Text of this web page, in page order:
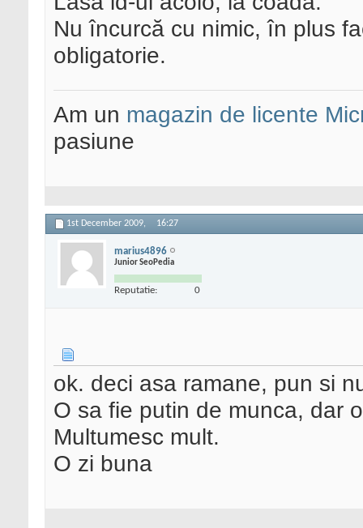
Nu încurcă cu nimic, în plus
obligatorie.
Am un magazin de licente
pasiune
1st December 2009, 16:27
marius4896
Junior SeoPedia
Reputatie: 0
ok. deci asa ramane, pun si
O sa fie putin de munca, dar
Multumesc mult.
O zi buna